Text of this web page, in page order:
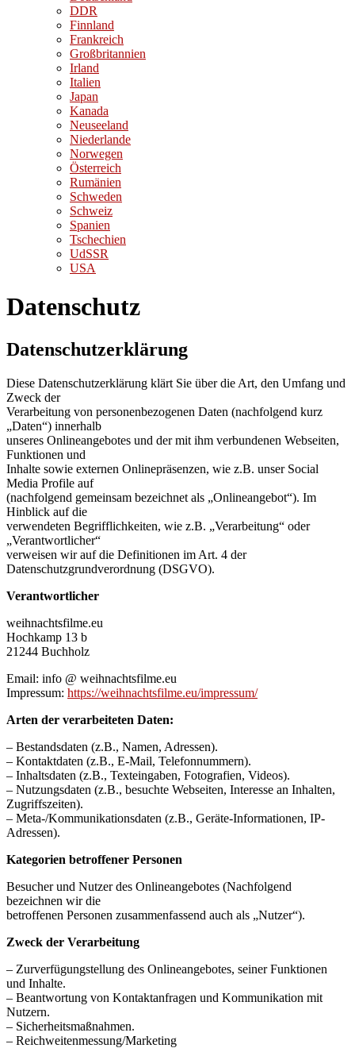
DDR
Finnland
Frankreich
Großbritannien
Irland
Italien
Japan
Kanada
Neuseeland
Niederlande
Norwegen
Österreich
Rumänien
Schweden
Schweiz
Spanien
Tschechien
UdSSR
USA
Datenschutz
Datenschutzerklärung
Diese Datenschutzerklärung klärt Sie über die Art, den Umfang und
Zweck der
Verarbeitung von personenbezogenen Daten (nachfolgend kurz
„Daten“) innerhalb
unseres Onlineangebotes und der mit ihm verbundenen Webseiten,
Funktionen und
Inhalte sowie externen Onlinepräsenzen, wie z.B. unser Social
Media Profile auf
(nachfolgend gemeinsam bezeichnet als „Onlineangebot“). Im
Hinblick auf die
verwendeten Begrifflichkeiten, wie z.B. „Verarbeitung“ oder
„Verantwortlicher“
verweisen wir auf die Definitionen im Art. 4 der
Datenschutzgrundverordnung (DSGVO).
Verantwortlicher
weihnachtsfilme.eu
Hochkamp 13 b
21244 Buchholz
Email: info @ weihnachtsfilme.eu
Impressum: https://weihnachtsfilme.eu/impressum/
Arten der verarbeiteten Daten:
– Bestandsdaten (z.B., Namen, Adressen).
– Kontaktdaten (z.B., E-Mail, Telefonnummern).
– Inhaltsdaten (z.B., Texteingaben, Fotografien, Videos).
– Nutzungsdaten (z.B., besuchte Webseiten, Interesse an Inhalten,
Zugriffszeiten).
– Meta-/Kommunikationsdaten (z.B., Geräte-Informationen, IP-
Adressen).
Kategorien betroffener Personen
Besucher und Nutzer des Onlineangebotes (Nachfolgend
bezeichnen wir die
betroffenen Personen zusammenfassend auch als „Nutzer“).
Zweck der Verarbeitung
– Zurverfügungstellung des Onlineangebotes, seiner Funktionen
und Inhalte.
– Beantwortung von Kontaktanfragen und Kommunikation mit
Nutzern.
– Sicherheitsmaßnahmen.
– Reichweitenmessung/Marketing